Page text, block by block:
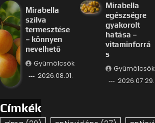
Mirabella
szilva
termesztése
– könnyen
nevelhető
Gyümölcsök
2026.08.01.
Mirabella
egészségre
gyakorolt
hatása –
vitaminforrá
s
Gyümölcsök
2026.07.29.
Címkék